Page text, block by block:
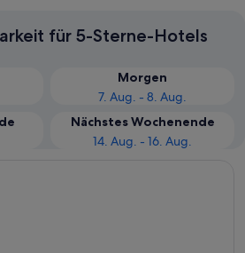
für 5-Sterne-Hotels
Morgen
7. Aug. - 8. Aug.
Nächstes Wochenende
14. Aug. - 16. Aug.